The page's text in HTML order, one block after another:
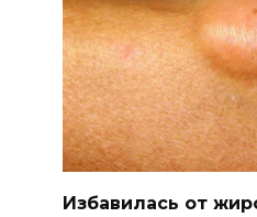
Избавилась от